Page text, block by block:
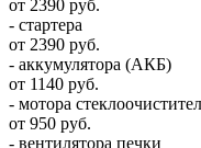
от 2390 руб.
- стартера
от 2390 руб.
- аккумулятора (АКБ)
от 1140 руб.
- мотора
от 950 руб.
- вентилятора печки